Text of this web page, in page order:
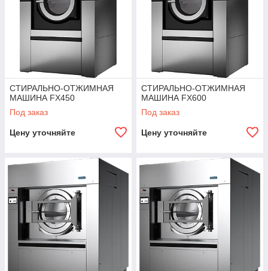
СТИРАЛЬНО-ОТЖИМНАЯ
МАШИНА FX450
Под заказ
Цену уточняйте
СТИРАЛЬНО-ОТЖИМНАЯ
МАШИНА FX600
Под заказ
Цену уточняйте